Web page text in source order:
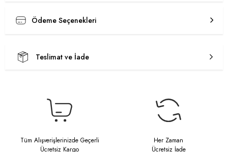
Ödeme Seçenekleri
Teslimat ve İade
Tüm Alışverişlerinizde Geçerli
Ücretsiz Kargo
Her Zaman
Ücretsiz İade